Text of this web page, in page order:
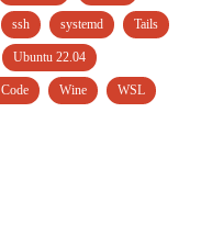
ssh systemd Tails
Ubuntu 22.04
Wine WSL